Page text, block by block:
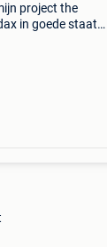
project the
in goede staat